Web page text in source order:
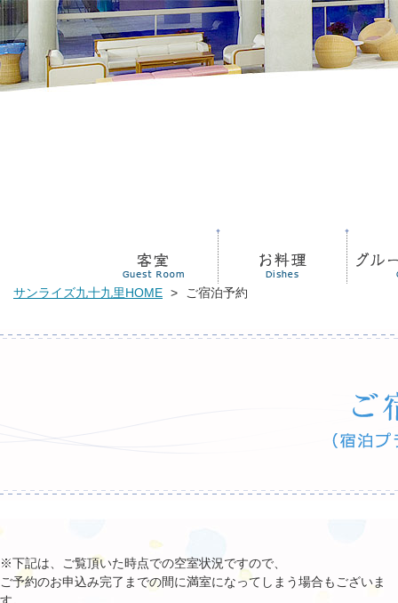
新着情報 リンク 交通案内
サンライズ九十九里HOME > ご宿泊予約
※下記は、ご覧頂いた時点での空室状況ですので、
ご予約のお申込み完了までの間に満室になってしまう場合もございま